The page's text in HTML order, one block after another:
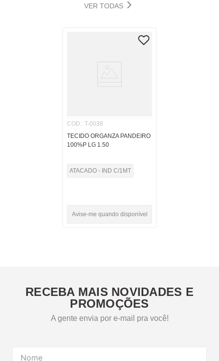
VER TODAS
COD. : T-0038
TECIDO ORGANZA PANDEIRO
100%P LG 1.50
ATACADO - IND C/1MT
Avise-me quando disponível
RECEBA MAIS NOVIDADES E
PROMOÇÕES
A gente envia por e-mail pra você!